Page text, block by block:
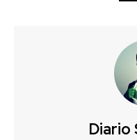
Diario